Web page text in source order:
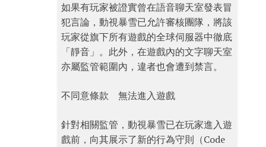
如果有玩家被證實曾在語音聊天室發表冒
犯言論，動視暴雪已允許審核團隊，將該
玩家從旗下所有遊戲的全球伺服器中徹底
「靜音」。此外，在遊戲內的文字聊天室
亦屬監管範圍內，違者也會遭到禁言。
不同意條款 無法進入遊戲
針對相關監管，動視暴雪已在玩家進入遊
戲前，向其展示了新的行為守則（Code